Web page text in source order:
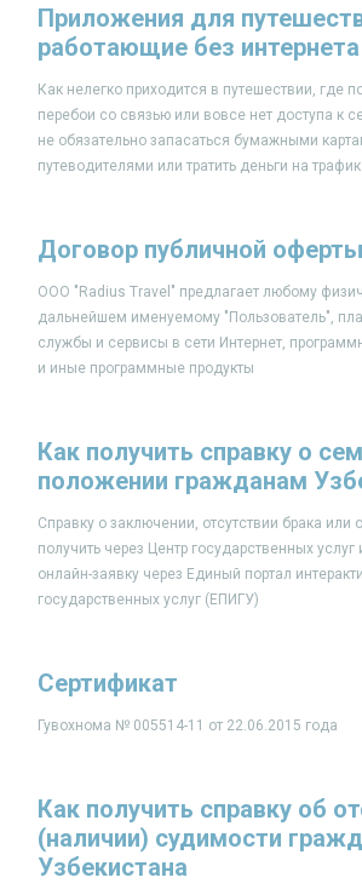
Приложения для
работающие без интернета
Как нелегко приходится в путешествии, где
перебои со связью или вовсе нет доступа к
не обязательно запасаться бумажными
путеводителями или тратить деньги на трафик
Договор публичной оферты
ООО "Radius Travel" предлагает любому
дальнейшем именуемому "Пользователь",
службы и сервисы в сети Интернет,
и иные программные продукты
Как получить справку о
положении гражданам
Справку о заключении, отсутствии брака
получить через Центр государственных услуг
онлайн-заявку через Единый портал
государственных услуг (ЕПИГУ)
​Сертификат
Гувохнома № 005514-11 от 22.06.2015 года
Как получить справку об
(наличии) судимости
Узбекистана